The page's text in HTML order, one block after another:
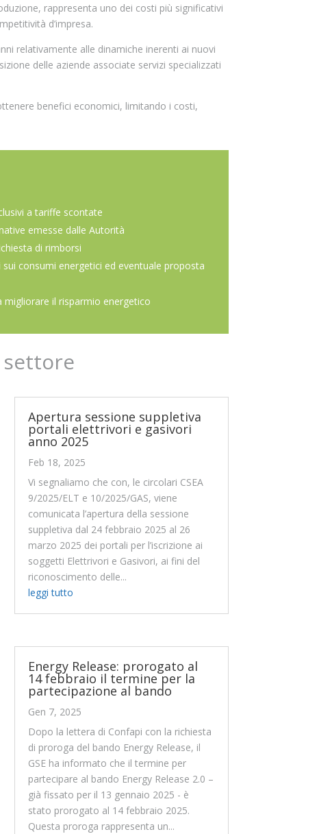
rappresenta uno dei costi più significativi
d’impresa.
relativamente alle dinamiche inerenti ai nuovi
delle aziende associate servizi specializzati
benefici economici, limitando i costi,
a tariffe scontate
emesse dalle Autorità
di rimborsi
consumi energetici ed eventuale proposta
il risparmio energetico
settore
Apertura sessione suppletiva
portali elettrivori e gasivori
anno 2025
Feb 18, 2025
Vi segnaliamo che con, le circolari CSEA
9/2025/ELT e 10/2025/GAS, viene
comunicata l’apertura della sessione
suppletiva dal 24 febbraio 2025 al 26
marzo 2025 dei portali per l’iscrizione ai
soggetti Elettrivori e Gasivori, ai fini del
riconoscimento delle...
leggi tutto
Energy Release: prorogato al
14 febbraio il termine per la
partecipazione al bando
Gen 7, 2025
Dopo la lettera di Confapi con la richiesta
di proroga del bando Energy Release, il
GSE ha informato che il termine per
partecipare al bando Energy Release 2.0 –
già fissato per il 13 gennaio 2025 - è
stato prorogato al 14 febbraio 2025.
Questa proroga rappresenta un...